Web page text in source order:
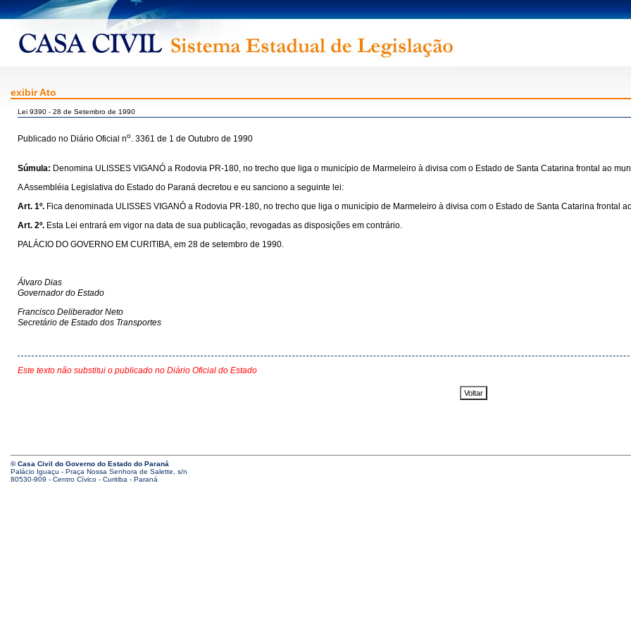
exibir Ato
Lei 9390 - 28 de Setembro de 1990
Publicado no Diário Oficial no. 3361 de 1 de Outubro de 1990
Súmula: Denomina ULISSES VIGANÓ a Rodovia PR-180, no trecho que liga o município de Marmeleiro à divisa com o Estado de Santa Catarina frontal ao
A Assembléia Legislativa do Estado do Paraná decretou e eu sanciono a seguinte lei:
Art. 1º. Fica denominada ULISSES VIGANÓ a Rodovia PR-180, no trecho que liga o município de Marmeleiro à divisa com o Estado de Santa Catarina frontal
Art. 2º. Esta Lei entrará em vigor na data de sua publicação, revogadas as disposições em contrário.
PALÁCIO DO GOVERNO EM CURITIBA, em 28 de setembro de 1990.
Álvaro Dias
Governador do Estado
Francisco Deliberador Neto
Secretário de Estado dos Transportes
Este texto não substitui o publicado no Diário Oficial do Estado
© Casa Civil do Governo do Estado do Paraná
Palácio Iguaçu - Praça Nossa Senhora de Salette, s/n
80530-909 - Centro Cívico - Curitiba - Paraná